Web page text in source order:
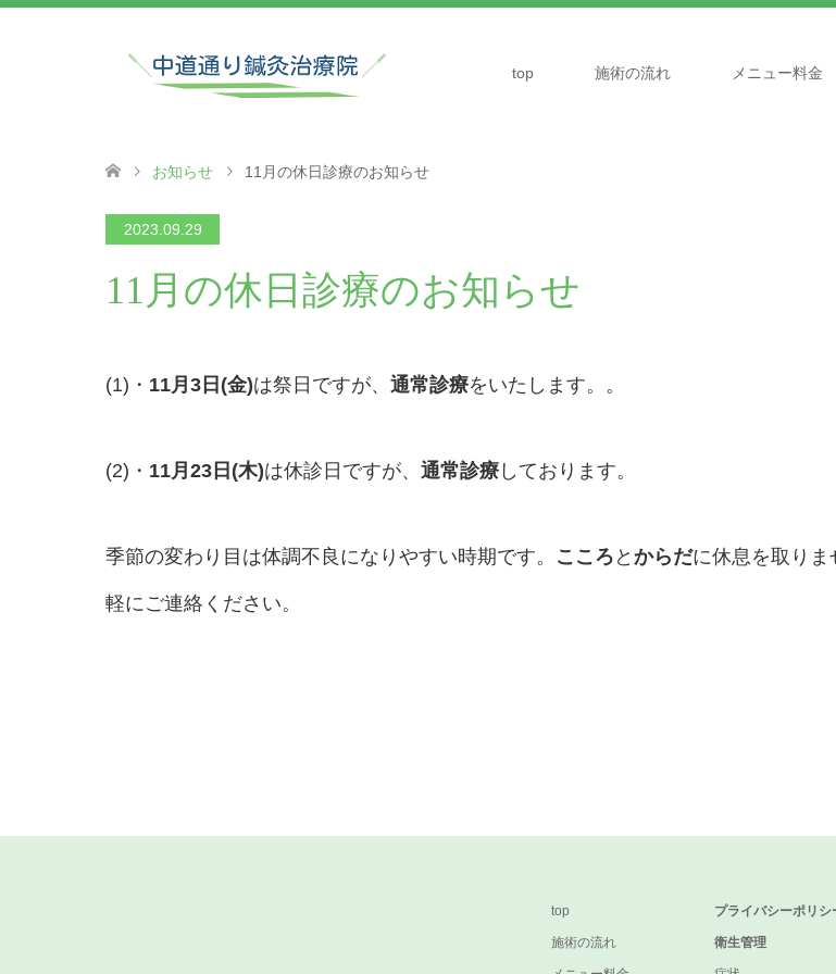
top 施術の流れ メニュー料金
お知らせ 11月の休日診療のお知らせ
2023.09.29
11月の休日診療のお知らせ
(1)・ 11月3日(金)は祭日ですが、 通常診療をいたします。。
(2)・ 11月23日(木)は休診日ですが、 通常診療 しております。
季節の変わり目は体調不良になりやすい時期です。 こころ と からだに休息を取り
軽にご連絡ください。
top
施術の流れ
プライバシーポリシ
衛生管理